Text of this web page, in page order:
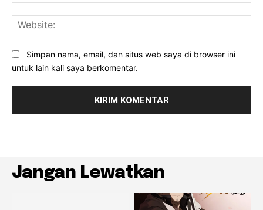
Simpan nama, email, dan situs web saya di browser ini
untuk lain kali saya berkomentar.
Jangan Lewatkan